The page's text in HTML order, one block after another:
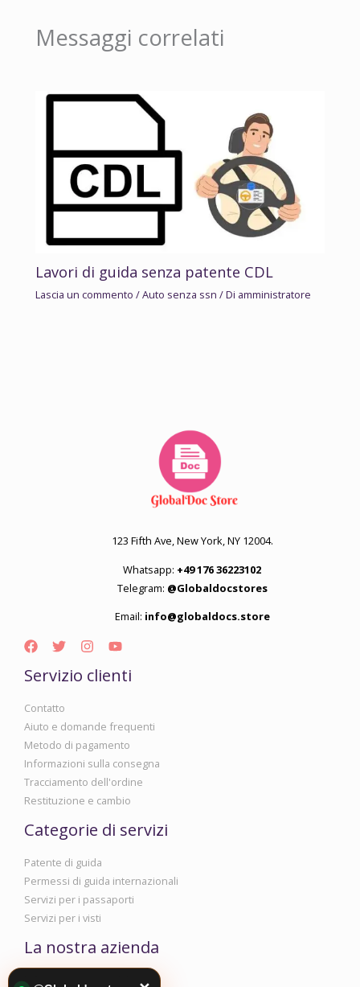
Messaggi correlati
Lavori di guida senza patente CDL
Lascia un commento /Auto senza ssn / Di amministratore
123 Fifth Ave, New York, NY 12004.
Whatsapp: +49 176 36223102
Telegram: @Globaldocstores
Email: info@globaldocs.store
Servizio clienti
Contatto
Aiuto e domande frequenti
Metodo di pagamento
Informazioni sulla consegna
Tracciamento dell'ordine
Restituzione e cambio
Categorie di servizi
Patente di guida
Permessi di guida internazionali
Servizi per i passaporti
Servizi per i visti
La nostra azienda
Informazioni aziendali